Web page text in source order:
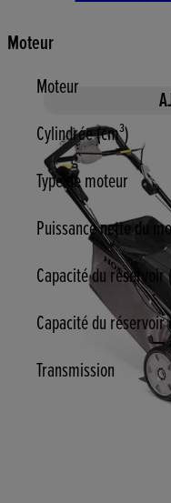
Moteur
Moteur
Cylindrée (cm³)
Type de moteur
Puissance nette du
Capacité du réservoir
Capacité du réservoir
Transmission